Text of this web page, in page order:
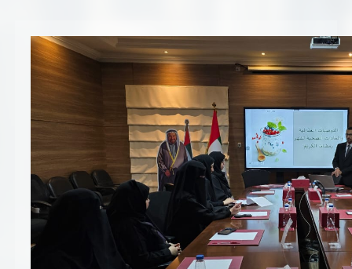
الأسئلة الشائعة
سياسة النظام الإداري المتكامل
جوائز و شهادات
الميثاق
سياسة أمن المعلومات
سياسة الموردين و المشتريات
سياسة نظام إدارة المرافق
Vendor Portal - منصة الشركات